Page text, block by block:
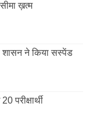
ख़त्म
शासन ने किया सस्पेंड
परीक्षार्थी